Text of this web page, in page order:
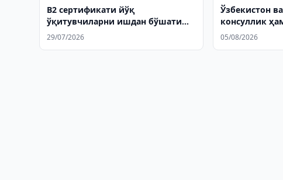
B2 сертификати йўқ
ўқитувчиларни ишдан бўшатиш
таклиф этилди
29/07/2026
Ўзбекистон
консуллик
муҳокама
05/08/2026